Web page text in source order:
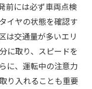
前には必ず車両点検
イヤの状態を確認す
は交通量が多いエリ
に取り、スピードを
に、運転中の注意力
り入れることも重要